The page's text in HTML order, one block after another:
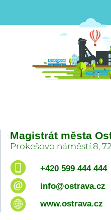
Magistrát města
Prokešovo náměstí 8,
+420 599 444 444
info@ostrava.cz
www.ostrava.cz